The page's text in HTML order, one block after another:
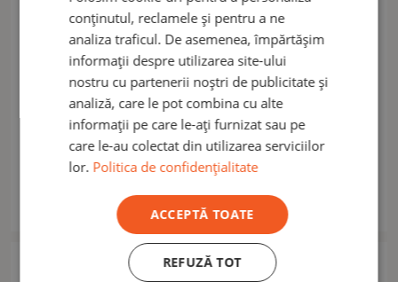
MECHANIX
Mănuși Mechanix Original
Covert olive
Mănuși Mechanix Original
Covert MultiCam
141,70 lei
În stoc
conținutul, reclamele și pentru a ne
analiza traficul. De asemenea, împărtășim
informații despre utilizarea site-ului
nostru cu partenerii noștri de publicitate și
analiză, care le pot combina cu alte
informații pe care le-ați furnizat sau pe
care le-au colectat din utilizarea serviciilor
lor. Politica de confidențialitate
ACCEPTĂ TOATE
REFUZĂ TOT